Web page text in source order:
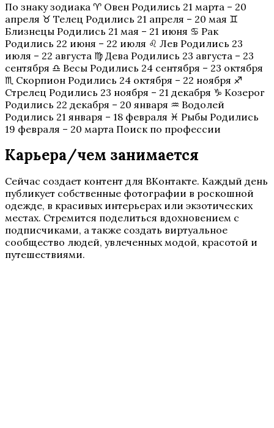
По знаку зодиака ♈ Овен Родились 21 марта – 20
апреля ♉ Телец Родились 21 апреля – 20 мая ♊
Близнецы Родились 21 мая – 21 июня ♋ Рак
Родились 22 июня – 22 июля ♌ Лев Родились 23
июля – 22 августа ♍ Дева Родились 23 августа – 23
сентября ♎ Весы Родились 24 сентября – 23 октября
♏ Скорпион Родились 24 октября – 22 ноября ♐
Стрелец Родились 23 ноября – 21 декабря ♑ Козерог
Родились 22 декабря – 20 января ♒ Водолей
Родились 21 января – 18 февраля ♓ Рыбы Родились
19 февраля – 20 марта Поиск по профессии
Карьера/чем занимается
Сейчас создает контент для ВКонтакте. Каждый день
публикует собственные фотографии в роскошной
одежде, в красивых интерьерах или экзотических
местах. Стремится поделиться вдохновением с
подписчиками, а также создать виртуальное
сообщество людей, увлеченных модой, красотой и
путешествиями.